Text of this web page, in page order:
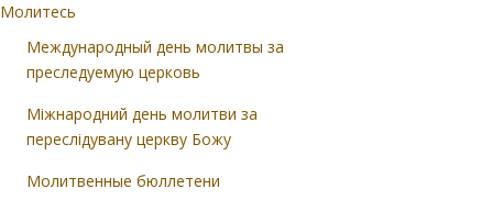
Молитесь
Международный день молитвы за
преследуемую церковь
Міжнародний день молитви за
переслідувану церкву Божу
Молитвенные бюллетени